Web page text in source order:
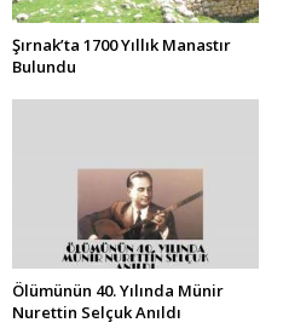
Şırnak’ta 1700 Yıllık Manastır
Bulundu
Ölümünün 40. Yılında Münir
Nurettin Selçuk Anıldı